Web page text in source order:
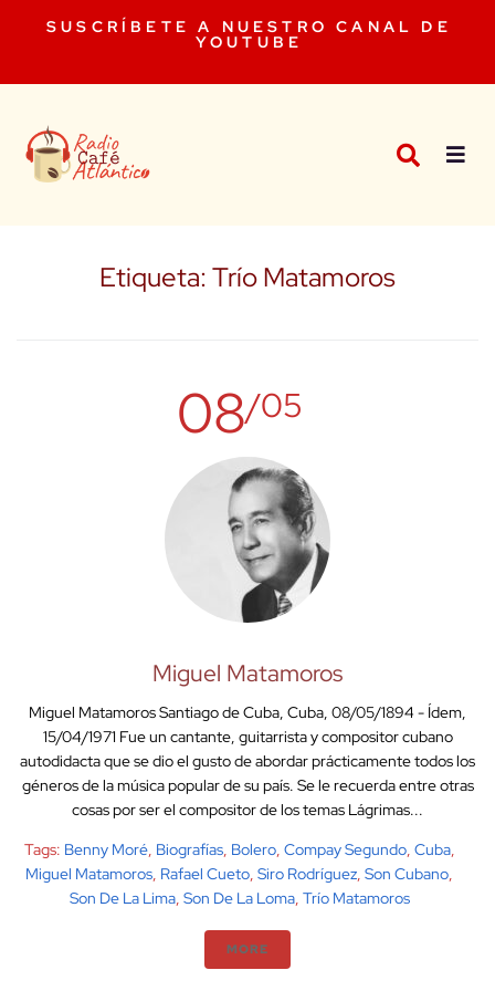
SUSCRÍBETE A NUESTRO CANAL DE
YOUTUBE
Etiqueta:Trío Matamoros
08/05
Miguel Matamoros
Miguel Matamoros Santiago de Cuba, Cuba, 08/05/1894 - Ídem,
15/04/1971 Fue un cantante, guitarrista y compositor cubano
autodidacta que se dio el gusto de abordar prácticamente todos los
géneros de la música popular de su país. Se le recuerda entre otras
cosas por ser el compositor de los temas Lágrimas...
Tags: Benny Moré, Biografías, Bolero, Compay Segundo, Cuba,
Miguel Matamoros, Rafael Cueto, Siro Rodríguez, Son Cubano,
Son De La Lima, Son De La Loma, Trío Matamoros
MORE